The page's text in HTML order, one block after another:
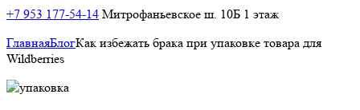
+7 953 177-54-14 Митрофаньевское ш. 10Б 1 этаж
ГлавнаяБлогКак избежать брака при упаковке товара для
Wildberries